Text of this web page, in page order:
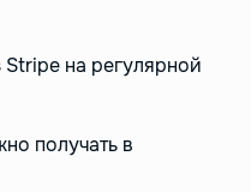
на регулярной
получать в